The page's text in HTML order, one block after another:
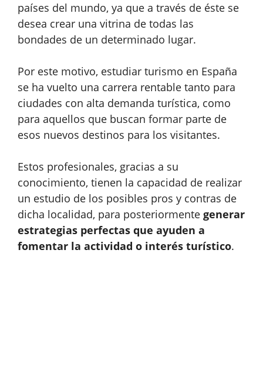
países del mundo, ya que a través de éste se
desea crear una vitrina de todas las
bondades de un determinado lugar.
Por este motivo, estudiar turismo en España
se ha vuelto una carrera rentable tanto para
ciudades con alta demanda turística, como
para aquellos que buscan formar parte de
esos nuevos destinos para los visitantes.
Estos profesionales, gracias a su
conocimiento, tienen la capacidad de realizar
un estudio de los posibles pros y contras de
dicha localidad, para posteriormente generar
estrategias perfectas que ayuden a
fomentar la actividad o interés turístico.